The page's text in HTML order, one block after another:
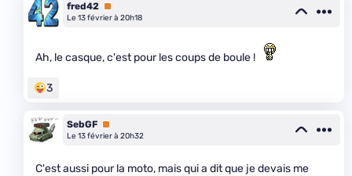
fred42 Premium
Le 13 février à 20h18
Ah, le casque, c'est pour les coups de boule !
3
SebGF Premium
Le 13 février à 20h32
C'est aussi pour la moto, mais qui a dit que je devais me